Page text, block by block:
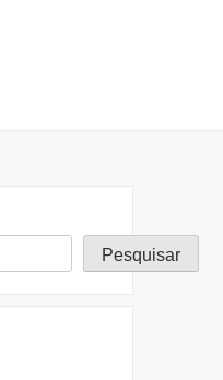
Pesquisar